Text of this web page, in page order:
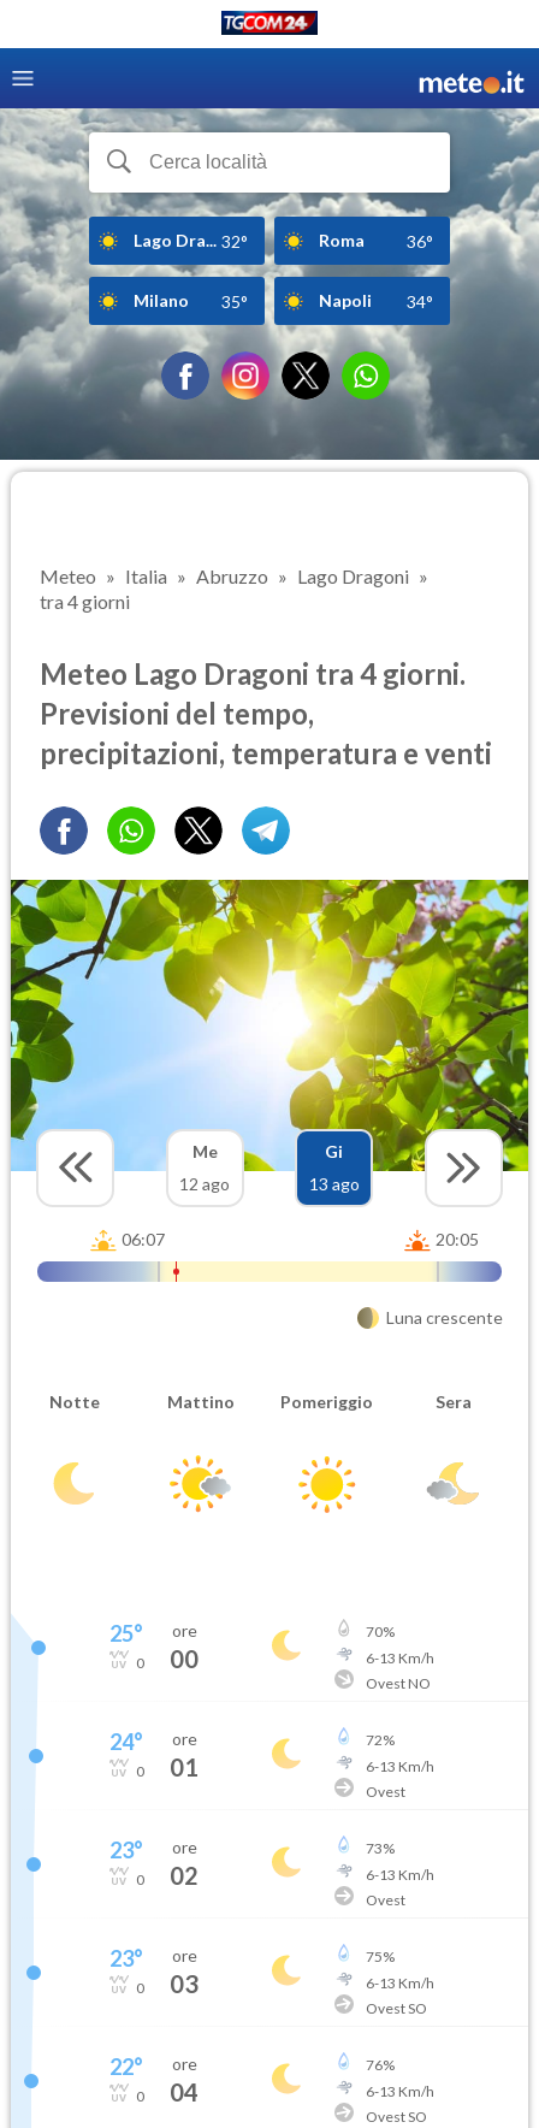
Lago Dra... 32° Roma 36°
Milano 35° Napoli 34°
Meteo Italia Abruzzo
Lago Dragoni
tra 4 giorni
Meteo Lago Dragoni tra 4 giorni.
Previsioni del tempo,
precipitazioni, temperatura e venti
Me
12 ago
Gi
13 ago
06:07 20:05
Luna crescente
Notte Mattino Pomeriggio Sera
25°
0
ore
00
70%
6-13 Km/h
Ovest NO
24°
0
ore
01
72%
6-13 Km/h
Ovest
23°
0
ore
02
73%
6-13 Km/h
Ovest
23°
0
ore
03
75%
6-13 Km/h
Ovest SO
22°
0
ore
04
76%
6-13 Km/h
Ovest SO